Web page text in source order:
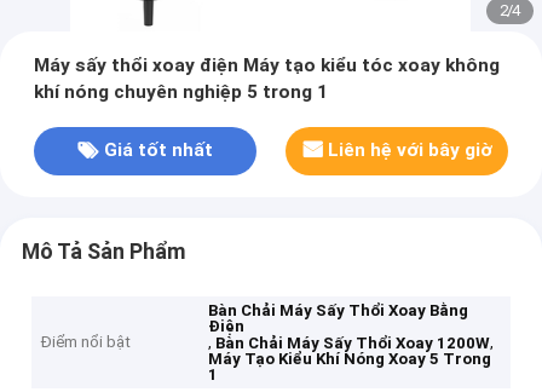
2/4
Máy sấy thổi xoay điện Máy tạo kiểu tóc xoay không
khí nóng chuyên nghiệp 5 trong 1
Giá tốt nhất Liên hệ với bây giờ
Mô Tả Sản Phẩm
Điểm nổi bật
Bàn Chải Máy Sấy Thổi Xoay Bằng
Điện
, Bàn Chải Máy Sấy Thổi Xoay 1200W,
Máy Tạo Kiểu Khí Nóng Xoay 5 Trong
1